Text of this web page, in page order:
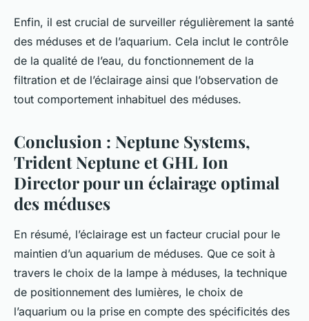
Enfin, il est crucial de surveiller régulièrement la santé
des méduses et de l’aquarium. Cela inclut le contrôle
de la qualité de l’eau, du fonctionnement de la
filtration et de l’éclairage ainsi que l’observation de
tout comportement inhabituel des méduses.
Conclusion : Neptune Systems,
Trident Neptune et GHL Ion
Director pour un éclairage optimal
des méduses
En résumé, l’éclairage est un facteur crucial pour le
maintien d’un aquarium de méduses. Que ce soit à
travers le choix de la lampe à méduses, la technique
de positionnement des lumières, le choix de
l’aquarium ou la prise en compte des spécificités des